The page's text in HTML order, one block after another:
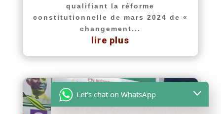
qualifiant la réforme
constitutionnelle de mars 2024 de «
changement...
lire plus
Let's chat on WhatsApp